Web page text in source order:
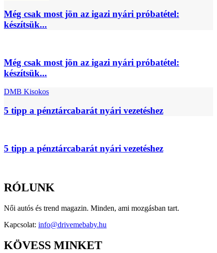
Még csak most jön az igazi nyári próbatétel:
készítsük...
Még csak most jön az igazi nyári próbatétel:
készítsük...
DMB Kisokos
5 tipp a pénztárcabarát nyári vezetéshez
5 tipp a pénztárcabarát nyári vezetéshez
RÓLUNK
Női autós és trend magazin. Minden, ami mozgásban tart.
Kapcsolat: info@drivemebaby.hu
KÖVESS MINKET